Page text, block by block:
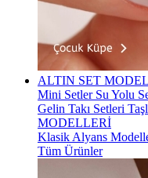
ALTIN SET
Mini Setler Su Yolu
Gelin Takı Setleri
MODELLERİ
Klasik Alyans
Tüm Ürünler